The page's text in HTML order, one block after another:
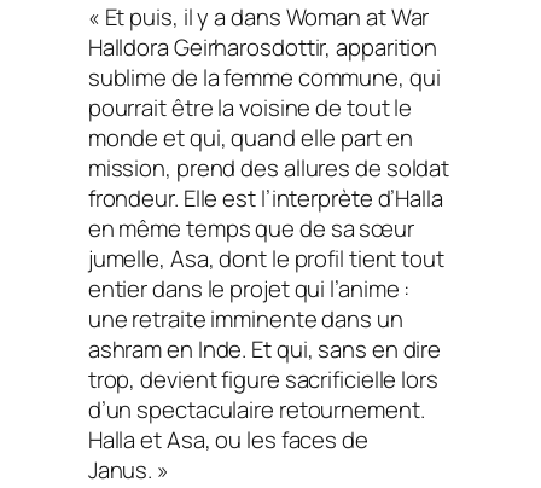
« Et puis, il y a dansWoman at War
Halldora Geirharosdottir, apparition
sublime de la femme commune, qui
pourrait être la voisine de tout le
monde et qui, quand elle part en
mission, prend des allures de soldat
frondeur. Elle est l’interprète d’Halla
en même temps que de sa sœur
jumelle, Asa, dont le profil tient tout
entier dans le projet qui l’anime :
une retraite imminente dans un
ashram en Inde. Et qui, sans en dire
trop, devient figure sacrificielle lors
d’un spectaculaire retournement.
Halla et Asa, ou les faces de
Janus. »